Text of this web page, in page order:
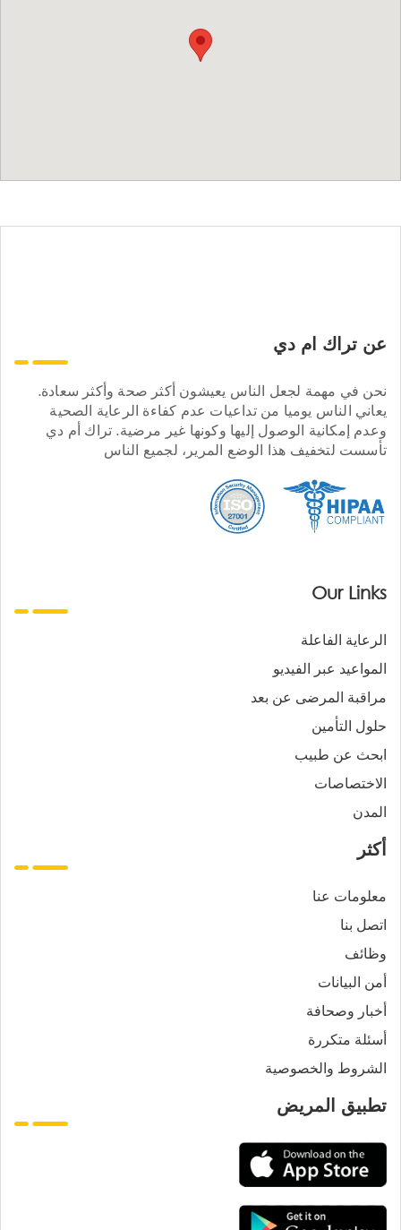
عن تراك ام دي
نحن في مهمة لجعل الناس يعيشون أكثر صحة وأكثر سعادة.
يعاني الناس يوميا من تداعيات عدم كفاءة الرعاية الصحية
وعدم إمكانية الوصول إليها وكونها غير مرضية. تراك أم دي
تأسست لتخفيف هذا الوضع المرير، لجميع الناس
Our Links
الرعاية الفاعلة
المواعيد عبر الفيديو
مراقبة المرضى عن بعد
حلول التأمين
ابحث عن طبيب
الاختصاصات
المدن
أكثر
معلومات عنا
اتصل بنا
وظائف
أمن البيانات
أخبار وصحافة
أسئلة متكررة
الشروط والخصوصية
تطبيق المريض